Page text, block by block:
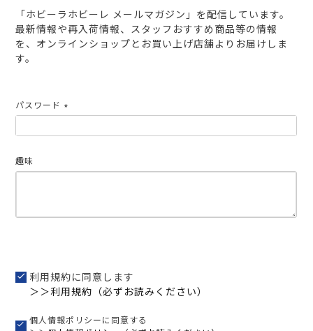
「ホビーラホビーレ メールマガジン」を配信しています。
最新情報や再入荷情報、スタッフおすすめ商品等の情報
を、オンラインショップとお買い上げ店舗よりお届けしま
す。
パスワード
須)
趣味
利用規約に同意します
＞＞利用規約（必ずお読みください）
個人情報ポリシーに同意する